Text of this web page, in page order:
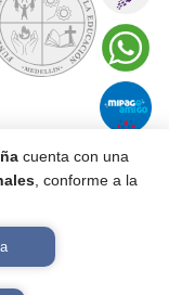
cuenta con una
, conforme a la